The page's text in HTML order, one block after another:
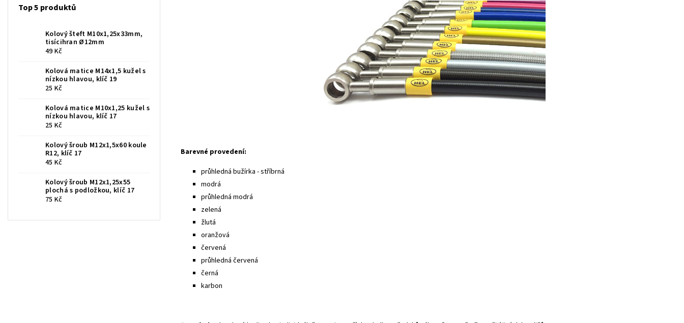
Top 5 produktů
Kolový šteft M10x1,25x33mm,
tisícihran Ø12mm
49 Kč
Kolová matice M14x1,5 kužel s
nízkou hlavou, klíč 19
25 Kč
Kolová matice M10x1,25 kužel s
nízkou hlavou, klíč 17
25 Kč
Kolový šroub M12x1,5x60 koule
R12, klíč 17
45 Kč
Kolový šroub M12x1,25x55
plochá s podložkou, klíč 17
75 Kč
Barevné provedení:
průhledná bužírka - stříbrná
modrá
průhledná modrá
zelená
žlutá
oranžová
červená
průhledná červená
černá
karbon